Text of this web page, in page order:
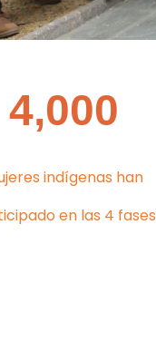
4,000
indígenas han
en las 4 fases